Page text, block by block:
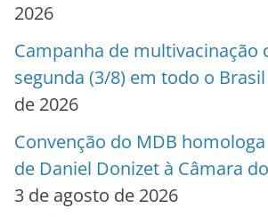
2026
Campanha de multivacinação
segunda (3/8) em todo o Brasil
de 2026
Convenção do MDB
de Daniel Donizet à Câmara
3 de agosto de 2026